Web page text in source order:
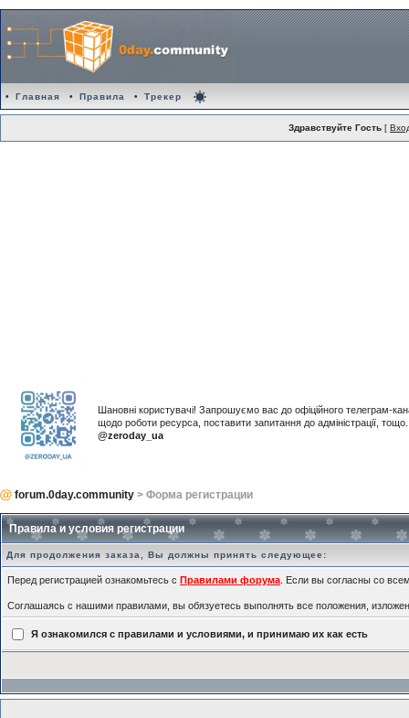
• Главная • Правила • Трекер
Здравствуйте Гость [
Шановні користувачі! Запрошуємо вас до офіційного телеграм-
щодо роботи ресурса, поставити запитання до адміністрації,
@zeroday_ua
forum.0day.community > Форма регистрации
Правила и условия регистрации
Для продолжения заказа, Вы должны принять следующее:
Перед регистрацией ознакомьтесь с Правилами форума . Если вы согласны со
Соглашаясь с нашими правилами, вы обязуетесь выполнять все положения,
Я ознакомился с правилами и условиями, и принимаю их как есть